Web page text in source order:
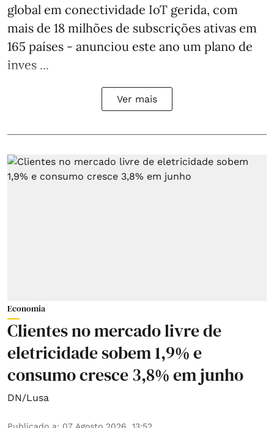
global em conectividade IoT gerida, com
mais de 18 milhões de subscrições ativas em
165 países - anunciou este ano um plano de
inves ...
Ver mais
Economia
Clientes no mercado livre de
eletricidade sobem 1,9% e
consumo cresce 3,8% em junho
DN/Lusa
Publicado a: 07 Agosto 2026, 13:52